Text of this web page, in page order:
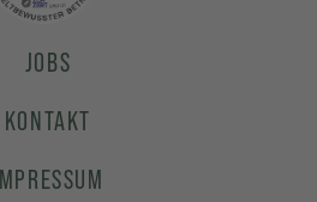
JOBS
KONTAKT
IMPRESSUM